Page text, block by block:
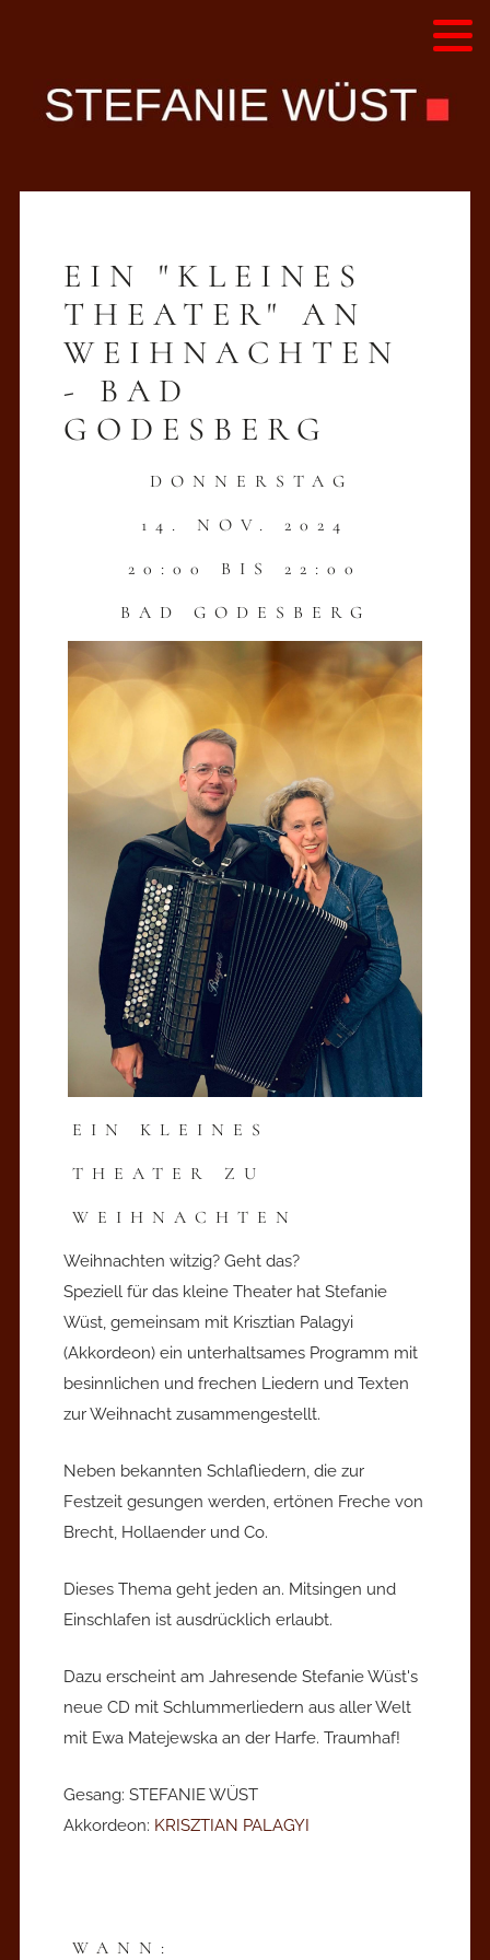
EIN "KLEINES
THEATER" AN
WEIHNACHTEN
- BAD
GODESBERG
DONNERS TAG
14. NOV. 2024
20:00 BIS 22:00
BAD GODESBERG
EIN KLEINES
THEATER ZU
WEIHNACHTEN
Weihnachten witzig? Geht das?
Speziell für das kleine Theater hat Stefanie
Wüst, gemeinsam mit Krisztian Palagyi
(Akkordeon) ein unterhaltsames Programm mit
besinnlichen und frechen Liedern und Texten
zur Weihnacht zusammengestellt.
Neben bekannten Schlafliedern, die zur
Festzeit gesungen werden, ertönen Freche von
Brecht, Hollaender und Co.
Dieses Thema geht jeden an. Mitsingen und
Einschlafen ist ausdrücklich erlaubt.
Dazu erscheint am Jahresende Stefanie Wüst's
neue CD mit Schlummerliedern aus aller Welt
mit Ewa Matejewska an der Harfe. Traumhaf!
Gesang: STEFANIE WÜST
Akkordeon: KRISZTIAN PALAGYI
WANN:
Alle Programme - Liste
Diskografie
Presse